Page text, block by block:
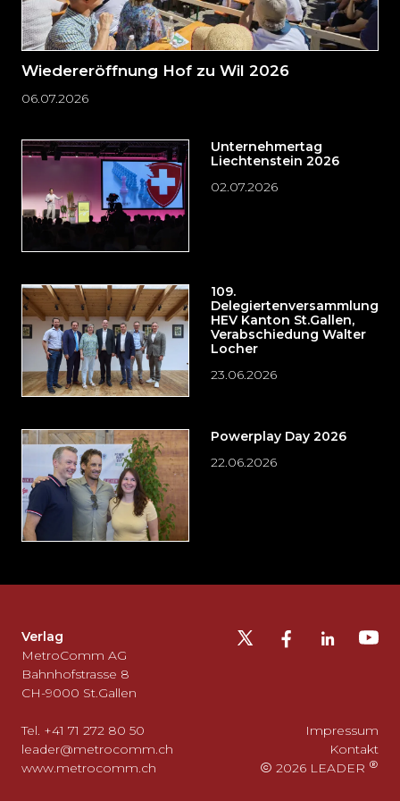
Wiedereröffnung Hof zu Wil 2026
06.07.2026
Unternehmertag
Liechtenstein 2026
02.07.2026
109.
Delegiertenversammlung
HEV Kanton St.Gallen,
Verabschiedung Walter
Locher
23.06.2026
Powerplay Day 2026
22.06.2026
auslassen
und
zurück
zum
gehen?
Verlag
MetroComm AG
Bahnhofstrasse 8
CH-9000 St.Gallen
Tel. +41 71 272 80 50
leader@metrocomm.ch
www.metrocomm.ch
Impressum
Kontakt
2026 LEADER